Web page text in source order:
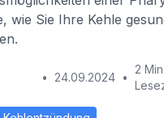
wie Sie Ihre Kehle
• 24.09.2024 •
2 Min.